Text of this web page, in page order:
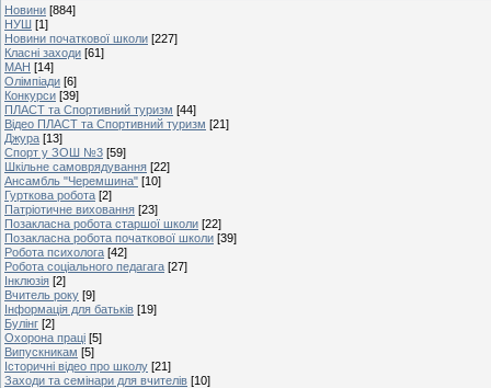
Новини [884]
НУШ [1]
Новини початкової школи [227]
Класні заходи [61]
МАН [14]
Олімпіади [6]
Конкурси [39]
ПЛАСТ та Спортивний туризм [44]
Відео ПЛАСТ та Спортивний туризм [21]
Джура [13]
Спорт у ЗОШ №3 [59]
Шкільне самоврядування [22]
Ансамбль "Черемшина" [10]
Гурткова робота [2]
Патріотичне виховання [23]
Позакласна робота старшої школи [22]
Позакласна робота початкової школи [39]
Робота психолога [42]
Робота соціального педагага [27]
Інклюзія [2]
Вчитель року [9]
Інформація для батьків [19]
Булінг [2]
Охорона праці [5]
Випускникам [5]
Історичні відео про школу [21]
Заходи та семінари для вчителів [10]